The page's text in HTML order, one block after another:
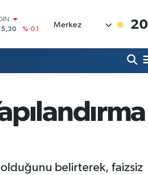
%0.18
%0.32
%-14
Merkez 20
olduğunu belirterek, faizsiz